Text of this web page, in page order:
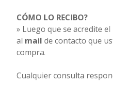
CÓMO LO RECIBO?
» Luego que se acredite
al mail de contacto que
compra.
Cualquier consulta